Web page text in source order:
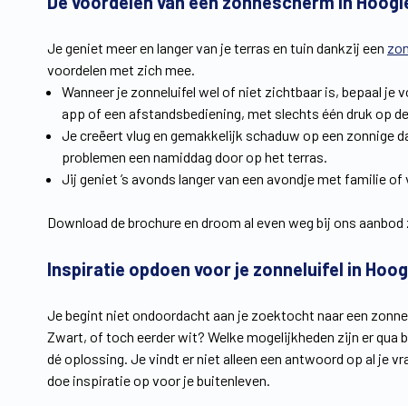
Je geniet meer en langer van je terras en tuin dankzij een
voordelen met zich mee.
Wanneer je zonneluifel wel of niet zichtbaar is, bepaal je
app of een afstandsbediening, met slechts één druk op
Je creëert vlug en gemakkelijk schaduw op een zonnige
problemen een namiddag door op het terras.
Jij geniet ’s avonds langer van een avondje met familie
Download de brochure en droom al even weg bij ons
Inspiratie opdoen voor je zonneluifel in
Je begint niet ondoordacht aan je zoektocht naar een
Zwart, of toch eerder wit? Welke mogelijkheden zijn er qua
dé oplossing. Je vindt er niet alleen een antwoord op al je
doe inspiratie op voor je buitenleven.